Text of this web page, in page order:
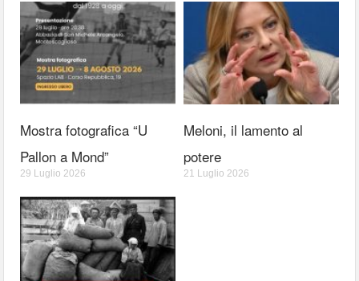
Mostra fotografica “U
Pallon a Mond”
29 Luglio 2026
Meloni, il lamento al
potere
21 Luglio 2026